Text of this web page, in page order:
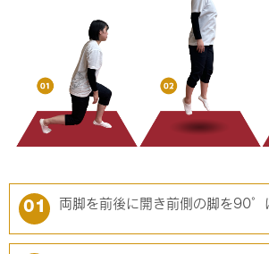
01 両脚を前後に開き前側の脚を90°